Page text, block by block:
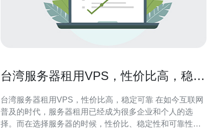
台湾服务器租用VPS，性价比高，稳定
台湾服务器租用VPS，性价比高，稳定可靠 在如今互联网
普及的时代，服务器租用已经成为很多企业和个人的选
择。而在选择服务器的时候，性价比、稳定性和可靠性是